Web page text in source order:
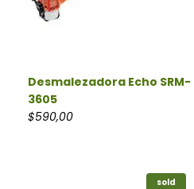
Desmalezadora Echo SRM-
3605
$590,00
sold